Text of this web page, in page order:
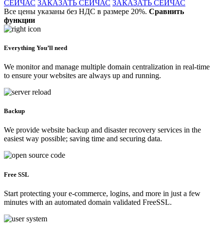
СЕЙЧАС ЗАКАЗАТЬ СЕЙЧАС ЗАКАЗАТЬ СЕЙЧАС
Все цены указаны без НДС в размере 20%. Сравнить
функции
Everything You’ll need
We monitor and manage multiple domain centralization in real-time
to ensure your websites are always up and running.
Backup
We provide website backup and disaster recovery services in the
easiest way possible; saving time and securing data.
Free SSL
Start protecting your e-commerce, logins, and more in just a few
minutes with an automated domain validated FreeSSL.